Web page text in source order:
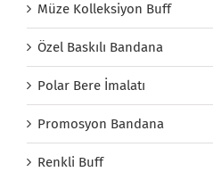
Müze Kolleksiyon Buff
Özel Baskılı Bandana
Polar Bere İmalatı
Promosyon Bandana
Renkli Buff